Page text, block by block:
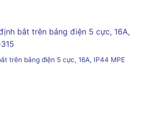
trên bảng điện 5 cực, 16A, IP44 MPE